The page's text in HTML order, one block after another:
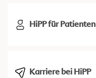
HiPP für Patienten
Karriere bei HiPP